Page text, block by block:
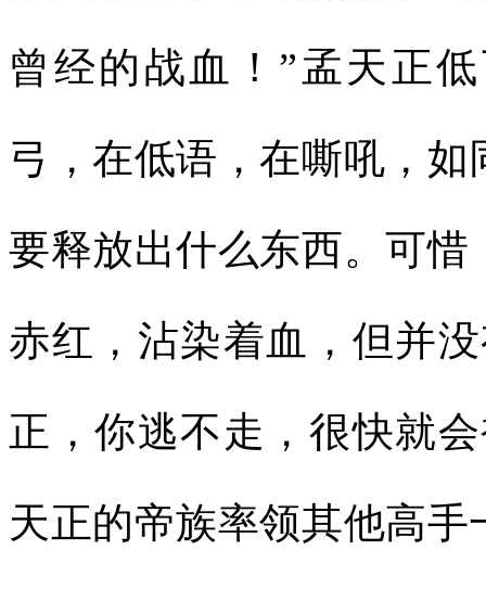
曾经的战血！”孟天正
弓，在低语，在嘶吼，
要释放出什么东西。可
赤红，沾染着血，但并
正，你逃不走，很快就
天正的帝族率领其他高